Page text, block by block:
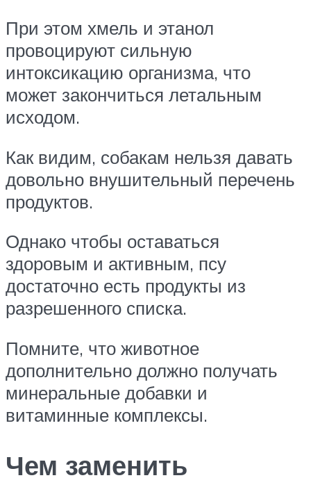
При этом хмель и этанол
провоцируют сильную
интоксикацию организма, что
может закончиться летальным
исходом.
Как видим, собакам нельзя давать
довольно внушительный перечень
продуктов.
Однако чтобы оставаться
здоровым и активным, псу
достаточно есть продукты из
разрешенного списка.
Помните, что животное
дополнительно должно получать
минеральные добавки и
витаминные комплексы.
Чем заменить